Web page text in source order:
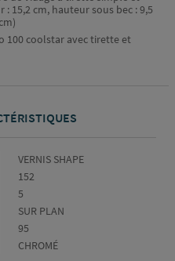
15,2 cm, hauteur sous bec : 9,5
100 coolstar avec tirette et
Gamme
VERNIS SHAPE
Hauteur
(mm)
152
Débit
(l/min)
5
Fixation,
Pose
SUR PLAN
Hauteur
du
bec
95
Couleur
CHROMÉ